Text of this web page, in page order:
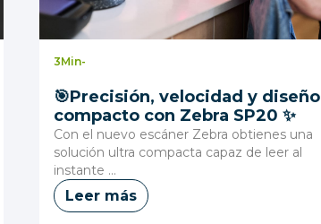
3Min-
🎯Precisión, velocidad y diseño
compacto con Zebra SP20 ✨
Con el nuevo escáner Zebra obtienes una
solución ultra compacta capaz de leer al
instante ...
Leer más